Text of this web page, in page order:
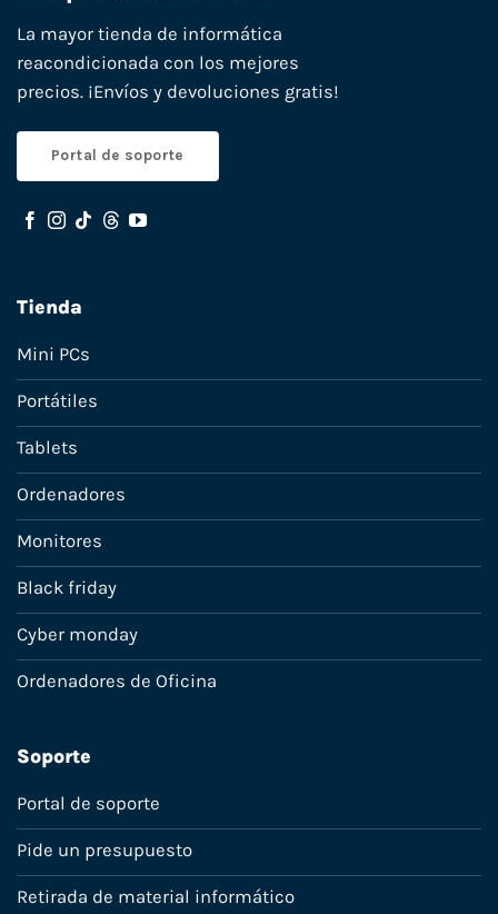
La mayor tienda de informática
reacondicionada con los mejores
precios. ¡Envíos y devoluciones gratis!
Portal de soporte
Tienda
Mini PCs
Portátiles
Tablets
Ordenadores
Monitores
Black friday
Cyber monday
Ordenadores de Oficina
Soporte
Portal de soporte
Pide un presupuesto
Retirada de material informático